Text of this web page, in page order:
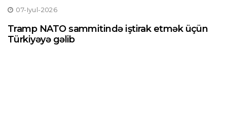
07-Iyul-2026
Tramp NATO sammitində iştirak etmək üçün
Türkiyəyə gəlib